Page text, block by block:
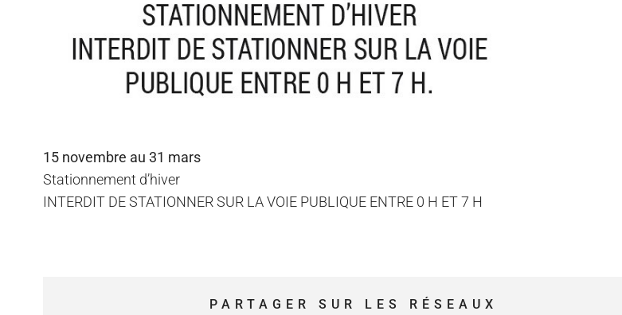
15 novembre au 31 mars
Stationnement d’hiver
INTERDIT DE STATIONNER SUR LA VOIE PUBLIQUE ENTRE 0 H ET 7 H
PARTAGER SUR LES RÉSEAUX